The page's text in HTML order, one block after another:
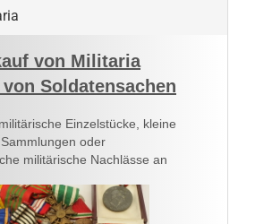
von Militaria
Soldatensachen
Einzelstücke, kleine
Sammlungen oder
militärische Nachlässe an